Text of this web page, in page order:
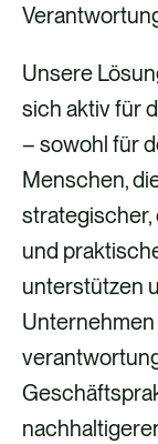
Unsere
sich aktiv für
– sowohl für
Menschen,
und
unterstützen
Unternehmen